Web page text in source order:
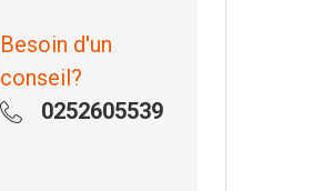
Besoin d'un
conseil?
0252605539